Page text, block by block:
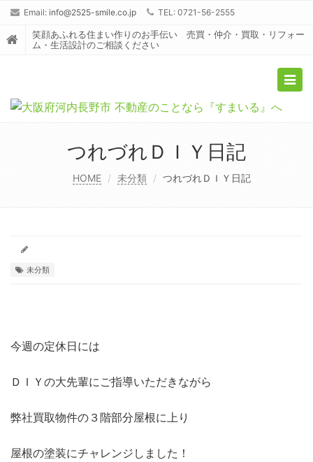
Email: info@2525-smile.co.jp TEL: 0721-56-2555
笑顔あふれる住まい作りのお手伝い 売買・仲介・買取・リフォー
ム・生活設計のご相談ください
つれづれＤＩＹ日記
HOME 未分類 つれづれＤＩＹ日記
未分類
今週の定休日には
ＤＩＹの大先輩にご指導いただきながら
弊社買取物件の３階部分屋根に上り
屋根の塗装にチャレンジしました！